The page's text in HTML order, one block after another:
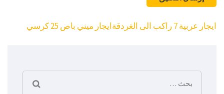
تصفّح
ايجار ميني باص 25 كرسي ايجار عربية 7 راكب الى الغردقة
البحث